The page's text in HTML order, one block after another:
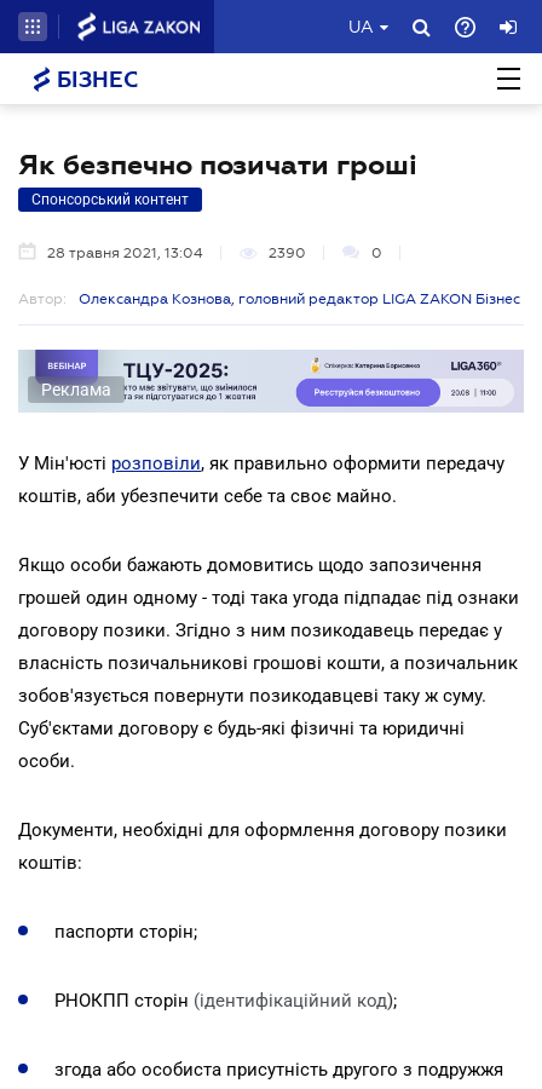
UA
БІЗНЕС
Як безпечно позичати гроші
Спонсорський контент
28 травня 2021, 13:04 2390 0
Автор: Олександра Кознова, головний редактор LIGA ZAKON Бізнес
Реклама
У Мін'юсті розповіли, як правильно оформити передачу
коштів, аби убезпечити себе та своє майно.
Якщо особи бажають домовитись щодо запозичення
грошей один одному - тоді така угода підпадає під ознаки
договору позики. Згідно з ним позикодавець передає у
власність позичальникові грошові кошти, а позичальник
зобов'язується повернути позикодавцеві таку ж суму.
Суб'єктами договору є будь-які фізичні та юридичні
особи.
Документи, необхідні для оформлення договору позики
коштів:
паспорти сторін;
РНОКПП сторін (ідентифікаційний код);
згода або особиста присутність другого з подружжя